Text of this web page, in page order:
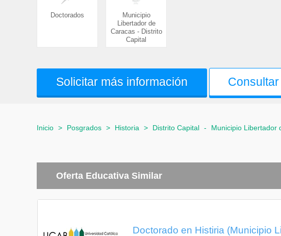
Doctorados
Municipio
Libertador de
Caracas - Distrito
Capital
Solicitar más información
Inicio > Posgrados > Historia > Distrito Capital - Municipio Libertador
Oferta Educativa Similar
Doctorado en Histiria (Municipio